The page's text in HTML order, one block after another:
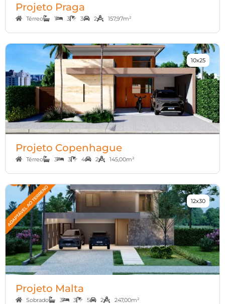
Projeto Praga
Térreo 1 3 3 2 157,97m²
10x25
Projeto Copenhague
Térreo 3 3 4 2 145,00m²
12x30
Projeto Malta
Sobrado 3 3 5 2 247,00m²